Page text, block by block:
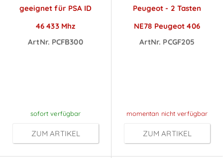
geeignet für PSA ID
46 433 Mhz
ArtNr. PCFB300
sofort verfügbar
ZUM ARTIKEL
Peugeot - 2 Tasten
NE78 Peugeot 406
ArtNr. PCGF205
momentan nicht verfügbar
ZUM ARTIKEL